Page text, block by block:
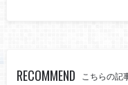
RECOMMEND こちらの記